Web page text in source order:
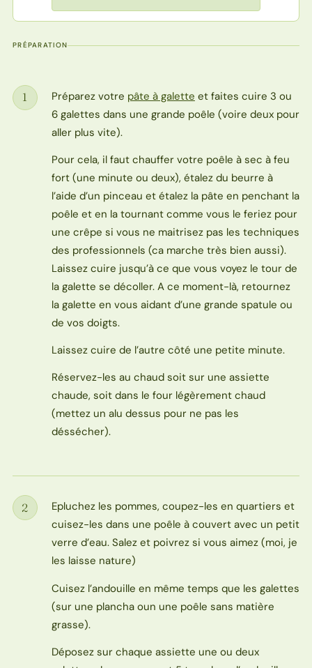
PRÉPARATION
Étape
1 Préparez votre pâte à galette et faites cuire 3 ou
6 galettes dans une grande poêle (voire deux pour
aller plus vite).
Pour cela, il faut chauffer votre poêle à sec à feu
fort (une minute ou deux), étalez du beurre à
l’aide d’un pinceau et étalez la pâte en penchant la
poêle et en la tournant comme vous le feriez pour
une crêpe si vous ne maitrisez pas les techniques
des professionnels (ca marche très bien aussi).
Laissez cuire jusqu’à ce que vous voyez le tour de
la galette se décoller. A ce moment-là, retournez
la galette en vous aidant d’une grande spatule ou
de vos doigts.
Laissez cuire de l’autre côté une petite minute.
Réservez-les au chaud soit sur une assiette
chaude, soit dans le four légèrement chaud
(mettez un alu dessus pour ne pas les
déssécher).
Étape
2
Epluchez les pommes, coupez-les en quartiers et
cuisez-les dans une poêle à couvert avec un petit
verre d’eau. Salez et poivrez si vous aimez (moi, je
les laisse nature)
Cuisez l’andouille en même temps que les galettes
(sur une plancha oun une poêle sans matière
grasse).
Déposez sur chaque assiette une ou deux